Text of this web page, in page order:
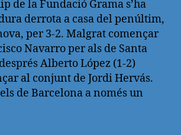
de la Fundació Grama s’ha
derrota a casa del penúltim,
per 3-2. Malgrat començar
Navarro per als de Santa
Alberto López (1-2)
al conjunt de Jordi Hervás.
de Barcelona a només un